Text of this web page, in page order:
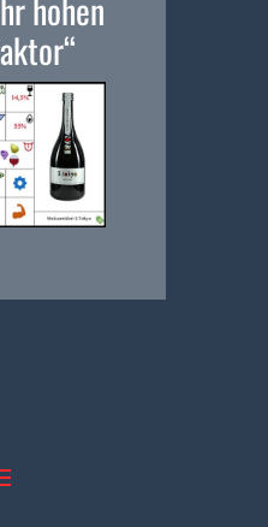
hohen